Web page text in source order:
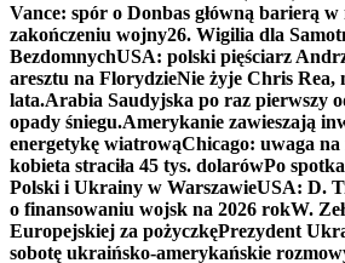
Vance: spór o Donbas główną barierą
zakończeniu wojny26. Wigilia dla
BezdomnychUSA: polski pięściarz
aresztu na FlorydzieNie żyje Chris Rea,
lata.Arabia Saudyjska po raz pierwszy
opady śniegu.Amerykanie zawieszają
energetykę wiatrowąChicago: uwaga
kobieta straciła 45 tys. dolarówPo
Polski i Ukrainy w WarszawieUSA: D.
o finansowaniu wojsk na 2026 rokW.
Europejskiej za pożyczkęPrezydent
sobotę ukraińsko-amerykańskie